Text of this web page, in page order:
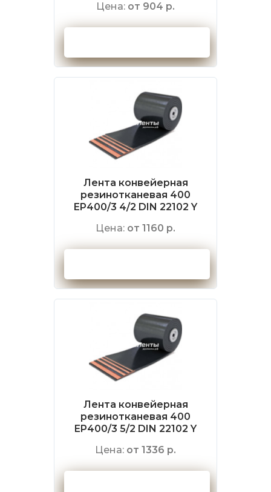
Цена: от 904 р.
Лента конвейерная
резинотканевая 400
EP400/3 4/2 DIN 22102 Y
Цена: от 1160 р.
Лента конвейерная
резинотканевая 400
EP400/3 5/2 DIN 22102 Y
Цена: от 1336 р.